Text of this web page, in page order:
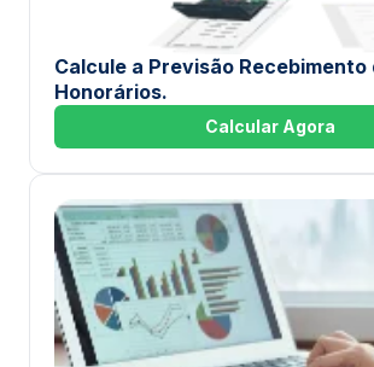
Calcule a Previsão Recebimento
Honorários.
Calcular Agora